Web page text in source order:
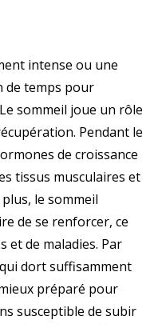
intense ou une
de temps pour
sommeil joue un rôle
Pendant le
de croissance
tissus musculaires et
le sommeil
de se renforcer, ce
et de maladies. Par
dort suffisamment
préparé pour
susceptible de subir